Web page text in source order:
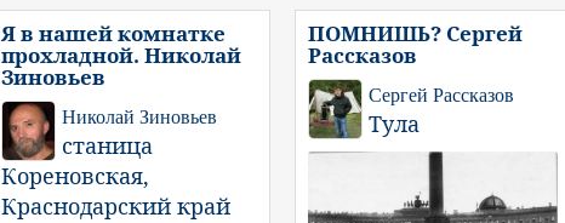
Я в нашей комнатке
прохладной. Николай
Зиновьев
Николай Зиновьев
станица
Кореновская,
Краснодарский край
ПОМНИШЬ? Сергей
Рассказов
Сергей Рассказов
Тула